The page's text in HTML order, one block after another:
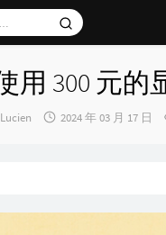
用 300 元的
博
Lucien
发
2024 年 03 月 17 日